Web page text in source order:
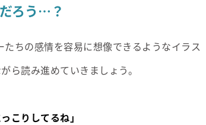
ろう…？
ちの感情を容易に想像できるようなイラス
ら読み進めていきましょう。
こりしてるね」